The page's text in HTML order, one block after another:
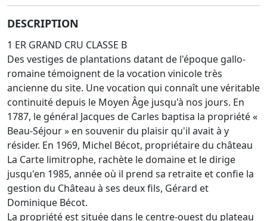
DESCRIPTION
1 ER GRAND CRU CLASSE B
Des vestiges de plantations datant de l'époque gallo-
romaine témoignent de la vocation vinicole très
ancienne du site. Une vocation qui connaît une véritable
continuité depuis le Moyen Âge jusqu'à nos jours. En
1787, le général Jacques de Carles baptisa la propriété «
Beau-Séjour » en souvenir du plaisir qu'il avait à y
résider. En 1969, Michel Bécot, propriétaire du château
La Carte limitrophe, rachète le domaine et le dirige
jusqu'en 1985, année où il prend sa retraite et confie la
gestion du Château à ses deux fils, Gérard et
Dominique Bécot.
La propriété est située dans le centre-ouest du plateau